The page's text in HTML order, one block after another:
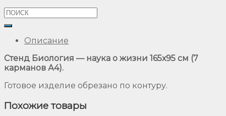
Описание
Стенд Биология — наука о жизни 165х95 см (7
карманов А4).
Готовое изделие обрезано по контуру.
Похожие товары